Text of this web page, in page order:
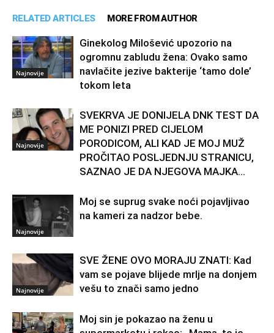
RELATED ARTICLES MORE FROM AUTHOR
Najnovije
Ginekolog Milošević upozorio na
ogromnu zabludu žena: Ovako samo
navlačite jezive bakterije ‘tamo dole’
tokom leta
Najnovije
SVEKRVA JE DONIJELA DNK TEST DA
ME PONIZI PRED CIJELOM
PORODICOM, ALI KAD JE MOJ MUŽ
PROČITAO POSLJEDNJU STRANICU,
SAZNAO JE DA NJEGOVA MAJKA...
Najnovije
Moj se suprug svake noći pojavljivao
na kameri za nadzor bebe.
Najnovije
SVE ŽENE OVO MORAJU ZNATI: Kad
vam se pojave blijede mrlje na donjem
vešu to znači samo jedno
Moj sin je pokazao na ženu u